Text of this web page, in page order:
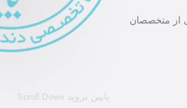
از متخصصان
پایین بروید Scroll Down